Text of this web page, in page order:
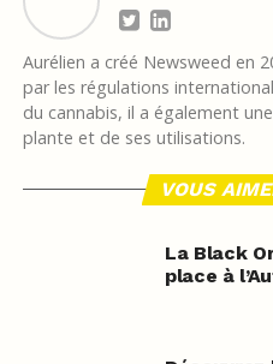
Aurélien a créé Newsweed en
par les régulations
du cannabis, il a également
plante et de ses utilisations.
VOUS
La Black
place à